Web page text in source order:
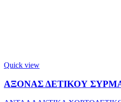
Quick view
ΑΞΟΝΑΣ ΔΕΤΙΚΟΥ